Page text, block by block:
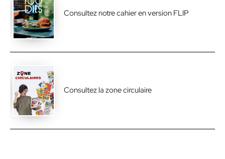
Consultez notre cahier en version FLIP
Consultez la zone circulaire